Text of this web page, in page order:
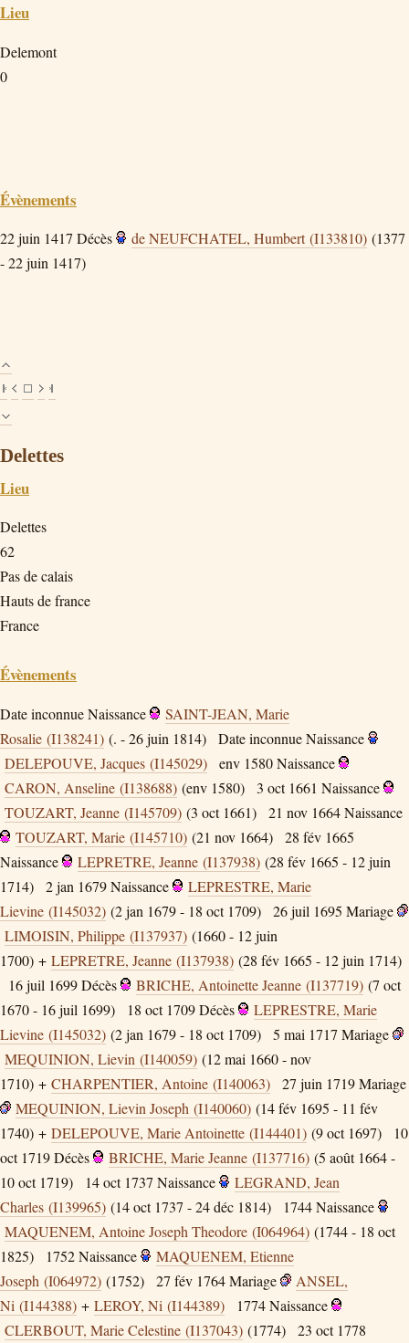
Lieu
Delemont
0
Évènements
22 juin 1417 Décès de NEUFCHATEL, Humbert (I133810) (1377
- 22 juin 1417)
Delettes
Lieu
Delettes
62
Pas de calais
Hauts de france
France
Évènements
Date inconnueNaissance
SAINT-JEAN, Marie
Rosalie (I138241) (. - 26 juin 1814) Date inconnueNaissance
DELEPOUVE, Jacques (I145029)
env 1580Naissance
CARON, Anseline (I138688) (env 1580) 3 oct 1661 Naissance
TOUZART, Jeanne (I145709) (3 oct 1661) 21 nov 1664Naissance
TOUZART, Marie (I145710) (21 nov 1664)
28 fév 1665
Naissance
LEPRETRE, Jeanne (I137938) (28 fév 1665 - 12 juin
1714)
2 jan 1679Naissance
LEPRESTRE, Marie
Lievine (I145032) (2 jan 1679 - 18 oct 1709) 26 juil 1695 Mariage
LIMOISIN, Philippe (I137937) (1660 - 12 juin
1700) + LEPRETRE, Jeanne (I137938) (28 fév 1665 - 12 juin 1714)
16 juil 1699Décès BRICHE, Antoinette Jeanne (I137719) (7 oct
1670 - 16 juil 1699)
18 oct 1709Décès
LEPRESTRE, Marie
Lievine (I145032) (2 jan 1679 - 18 oct 1709) 5 mai 1717 Mariage
MEQUINION, Lievin (I140059) (12 mai 1660 - nov
1710) + CHARPENTIER, Antoine (I140063) 27 juin 1719Mariage
MEQUINION, Lievin Joseph (I140060) (14 fév 1695 - 11 fév
1740) + DELEPOUVE, Marie Antoinette (I144401) (9 oct 1697)
10
oct 1719Décès BRICHE, Marie Jeanne (I137716) (5 août 1664 -
10 oct 1719)
14 oct 1737 Naissance
LEGRAND, Jean
Charles (I139965) (14 oct 1737 - 24 déc 1814) 1744Naissance
MAQUENEM, Antoine Joseph Theodore (I064964) (1744 - 18 oct
1825)
1752Naissance
MAQUENEM, Etienne
Joseph (I064972) (1752) 27 fév 1764Mariage
ANSEL,
Ni (I144388) + LEROY, Ni (I144389) 1774Naissance
CLERBOUT, Marie Celestine (I137043) (1774)
23 oct 1778